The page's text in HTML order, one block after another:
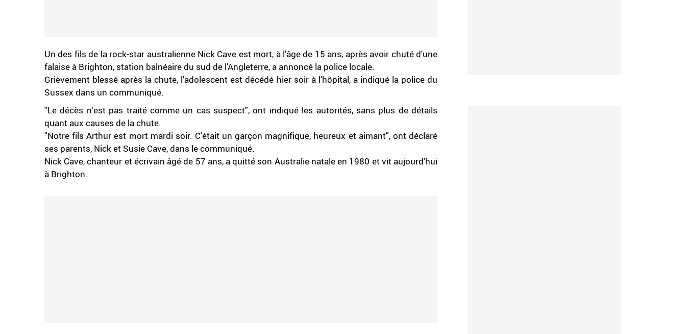
Un des fils de la rock-star australienne Nick Cave est mort, à l'âge de 15 ans, après avoir chuté d'une
falaise à Brighton, station balnéaire du sud de l'Angleterre, a annoncé la police locale.
Grièvement blessé après la chute, l'adolescent est décédé hier soir à l'hôpital, a indiqué la police du
Sussex dans un communiqué.
"Le décès n'est pas traité comme un cas suspect", ont indiqué les autorités, sans plus de détails
quant aux causes de la chute.
"Notre fils Arthur est mort mardi soir. C'était un garçon magnifique, heureux et aimant", ont déclaré
ses parents, Nick et Susie Cave, dans le communiqué.
Nick Cave, chanteur et écrivain âgé de 57 ans, a quitté son Australie natale en 1980 et vit aujourd'hui
à Brighton.